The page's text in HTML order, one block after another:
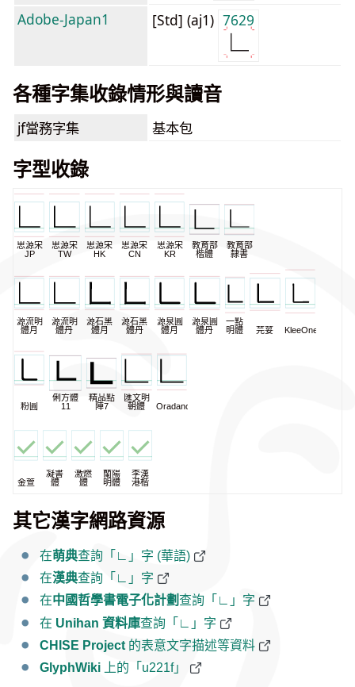
Adobe-Japan1 [Std] (aj1) 7629
各種字集收錄情形與讀音
jf當務字集 基本包
字型收錄
思源宋
JP
思源宋
TW
思源宋
HK
思源宋
CN
思源宋
KR
教育部
楷體
教育部
隸書
源流明
體月
源流明
體丹
源石黑
體月
源石黑
體丹
源泉圓
體月
源泉圓
體丹
一點
明體
芫荽 KleeOne
粉圓
俐方體
11
精品點
陣7
匯文明
朝體
Oradano
金萱
凝書
體
激燃
體
蘭陽
明體
李漢
港楷
其它漢字網路資源
在萌典查詢「∟」字 (華語)
在漢典查詢「∟」字
在中國哲學書電子化計劃查詢「∟」字
在 Unihan 資料庫查詢「∟」字
CHISE Project 的表意文字描述等資料
GlyphWiki 上的「u221f」